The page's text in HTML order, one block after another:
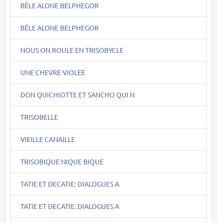
BÊLE ALONE BELPHEGOR
BÊLE ALONE BELPHEGOR
NOUS ON ROULE EN TRISOBYCLE
UNE CHEVRE VIOLEE
DON QUICHIOTTE ET SANCHO QUI N
TRISOBELLE
VIEILLE CANAILLE
TRISOBIQUE NIQUE BIQUE
TATIE ET DECATIE: DIALOGUES A
TATIE ET DECATIE: DIALOGUES A